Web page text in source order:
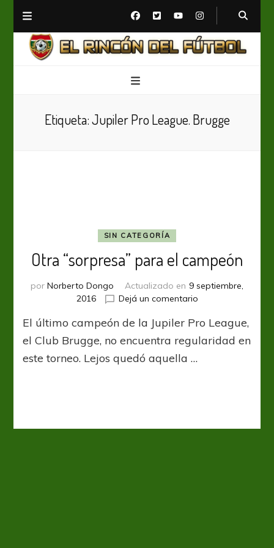
Etiqueta:Jupiler Pro League. Brugge
SIN CATEGORÍA
Otra “sorpresa” para el campeón
por Norberto Dongo Actualizado en 9 septiembre,
2016
Dejá un comentarioen
“sorpresa”
para
campeón
El último campeón de la Jupiler Pro League,
el Club Brugge, no encuentra regularidad en
este torneo. Lejos quedó aquella …